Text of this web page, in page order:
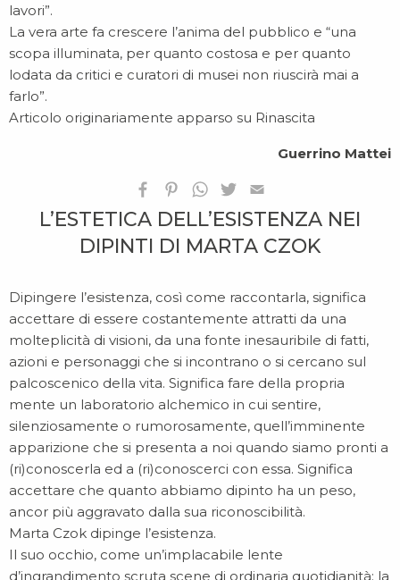
lavori”.
La vera arte fa crescere l’anima del pubblico e “una
scopa illuminata, per quanto costosa e per quanto
lodata da critici e curatori di musei non riuscirà mai a
farlo”.
Articolo originariamente apparso su Rinascita
Guerrino Mattei
L’ESTETICA DELL’ESISTENZA NEI
DIPINTI DI MARTA CZOK
Dipingere l’esistenza, così come raccontarla, significa
accettare di essere costantemente attratti da una
molteplicità di visioni, da una fonte inesauribile di fatti,
azioni e personaggi che si incontrano o si cercano sul
palcoscenico della vita. Significa fare della propria
mente un laboratorio alchemico in cui sentire,
silenziosamente o rumorosamente, quell’imminente
apparizione che si presenta a noi quando siamo pronti a
(ri)conoscerla ed a (ri)conoscerci con essa. Significa
accettare che quanto abbiamo dipinto ha un peso,
ancor più aggravato dalla sua riconoscibilità.
Marta Czok dipinge l’esistenza.
Il suo occhio, come un’implacabile lente
d’ingrandimento scruta scene di ordinaria quotidianità; la